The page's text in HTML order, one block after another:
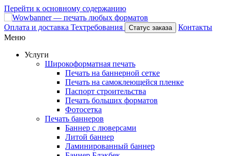
Перейти к основному содержанию
Оплата и доставка Техтребования Статус заказа
Контакты
Меню
Услуги
Широкоформатная печать
Печать на баннерной сетке
Печать на самоклеющейся пленке
Паспорт строительства
Печать больших форматов
Фотосетка
Печать баннеров
Баннер с люверсами
Литой баннер
Ламинированный баннер